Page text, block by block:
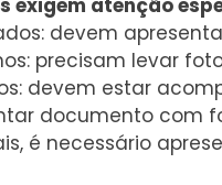
exigem atenção
devem
precisam levar
devem estar
documento com
é necessário